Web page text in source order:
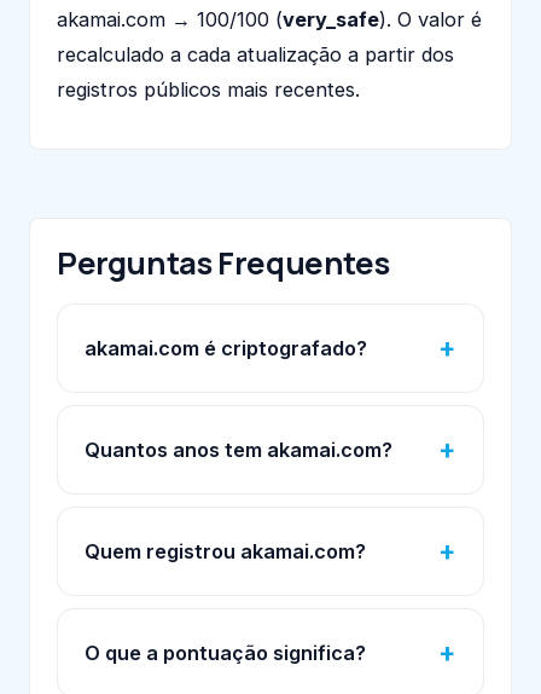
akamai.com → 100/100 (very_safe). O valor é
recalculado a cada atualização a partir dos
registros públicos mais recentes.
Perguntas Frequentes
akamai.com é criptografado?
Quantos anos tem akamai.com?
Quem registrou akamai.com?
O que a pontuação significa?